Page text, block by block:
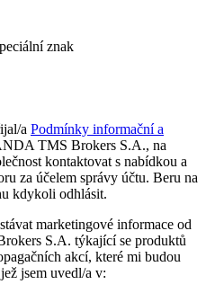
znak
a Podmínky informační a
TMS Brokers S.A., na
kontaktovat s nabídkou a
za účelem správy účtu. Beru na
kdykoli odhlásit.
marketingové informace od
S.A. týkající se produktů
akcí, které mi budou
jsem uvedl/a v: